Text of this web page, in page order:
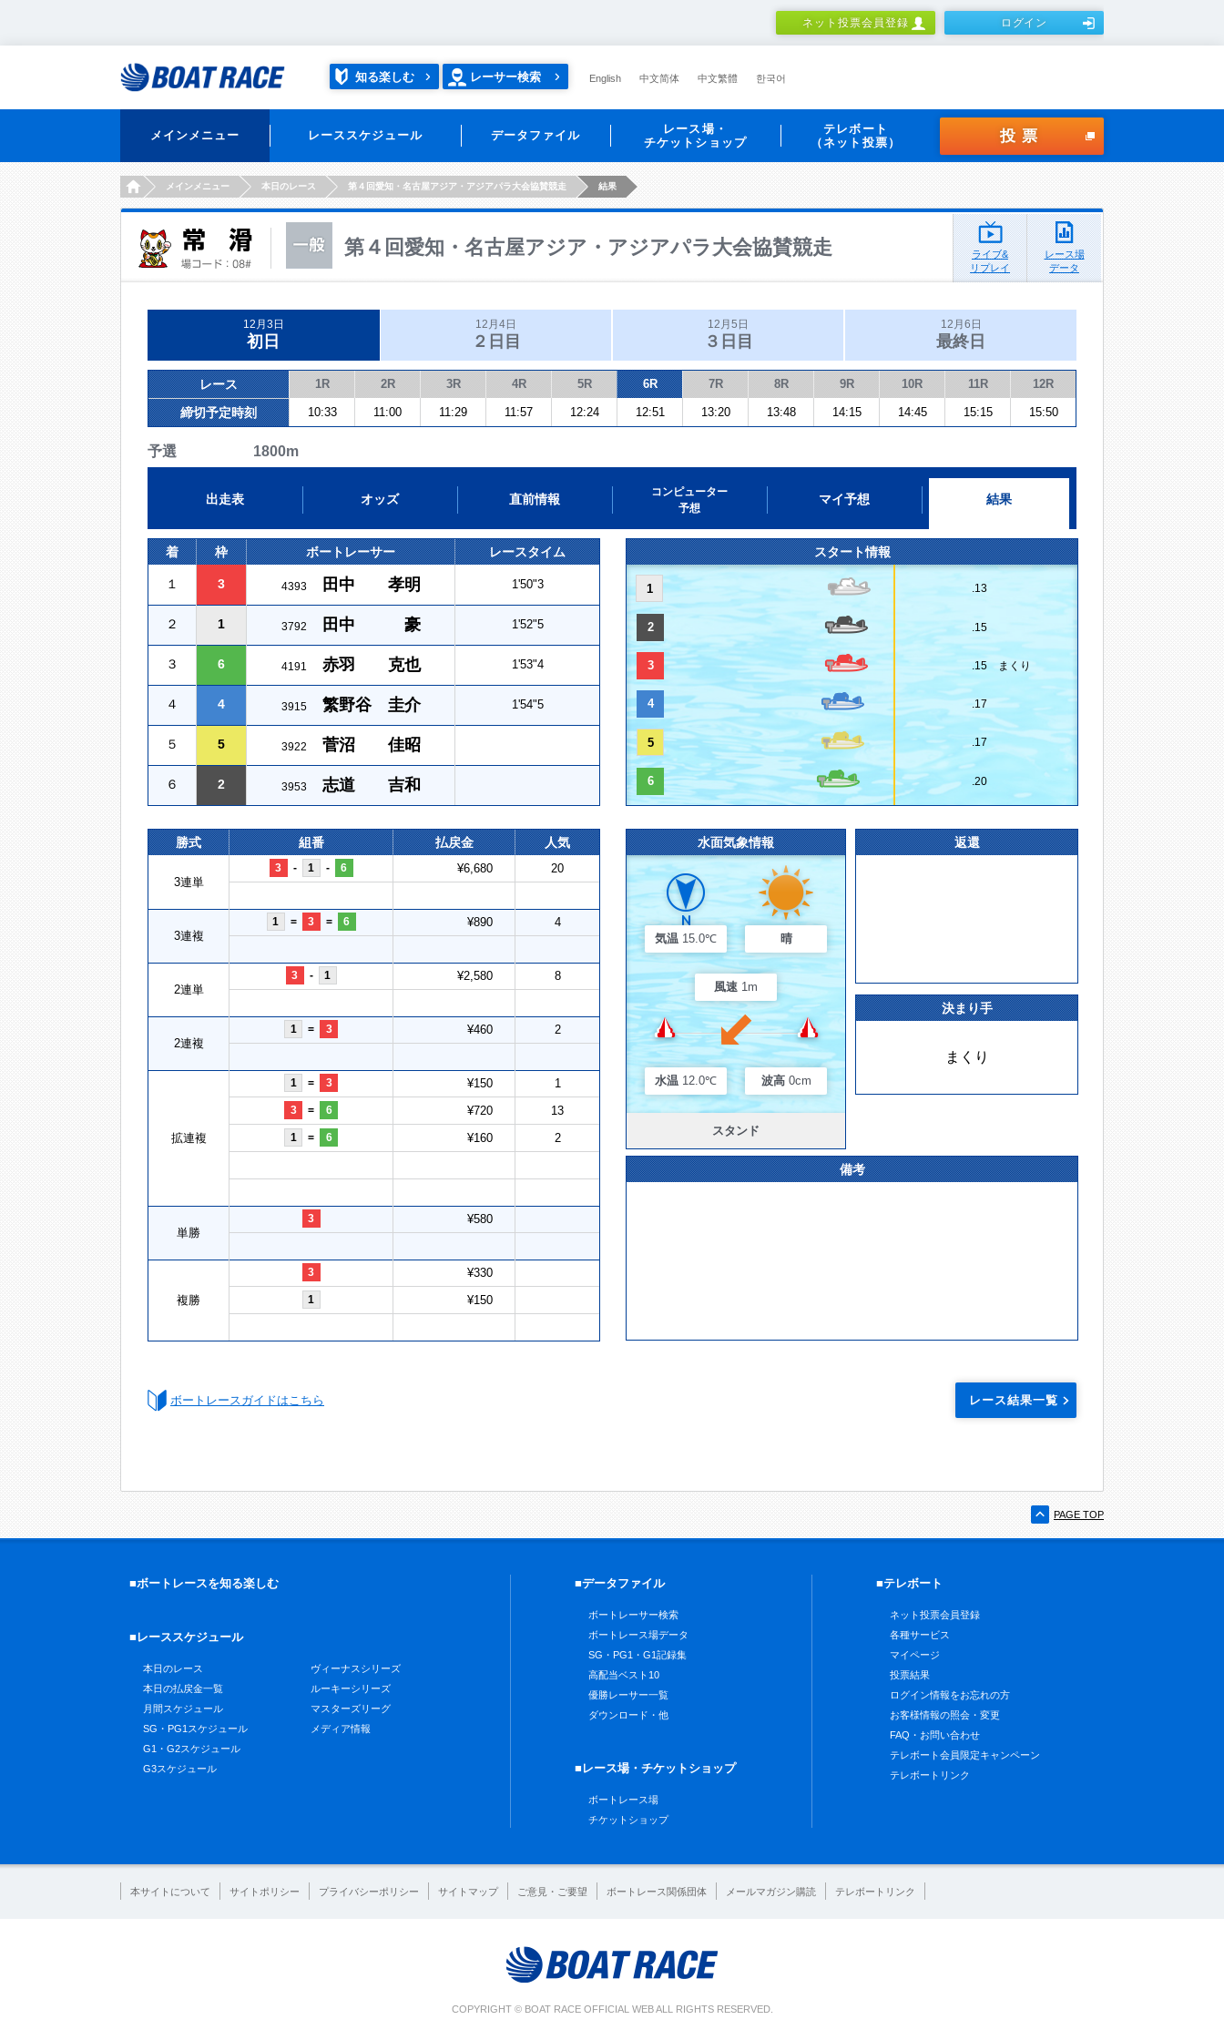
ネット投票会員登録 ログイン
知る楽しむ レーサー検索 English 中文简体 中文繁體 한국어
メインメニュー レーススケジュール データファイル
レース場・
チケットショップ
テレボート
（ネット投票）
投票
HOMEメインメニュー 本日のレース 第４回愛知・名古屋アジア・アジアパラ大会協賛競走 結果
第４回愛知・名古屋アジア・アジアパラ大会協賛競走
ライブ&
リプレイ
レース場
データ
12月3日
初日
12月4日
２日目
12月5日
３日目
12月6日
最終日
レース 1R 2R 3R 4R 5R 6R 7R 8R 9R 10R 11R 12R
締切予定時刻 10:33 11:00 11:29 11:57 12:24 12:51 13:20 13:48 14:15 14:45 15:15 15:50
予選 1800m
出走表 オッズ 直前情報
コンピューター
予想
マイ予想 結果
着 枠 ボートレーサー レースタイム
１ 3 4393 田中 孝明 1'50"3
２ 1 3792 田中 豪 1'52"5
３ 6 4191 赤羽 克也 1'53"4
４ 4 3915 繁野谷 圭介 1'54"5
５ 5 3922 菅沼 佳昭
６ 2 3953 志道 吉和
スタート情報
1 .13
2 .15
3 .15 まくり
4 .17
5 .17
6 .20
勝式 組番 払戻金 人気
3連単
3 - 1 - 6 ¥6,680 20
3連複
1 = 3 = 6 ¥890 4
2連単
3 - 1 ¥2,580 8
2連複
1 = 3 ¥460 2
拡連複
1 = 3 ¥150 1
3 = 6 ¥720 13
1 = 6 ¥160 2
単勝
3 ¥580
複勝
3 ¥330
1 ¥150
水面気象情報
気温 15.0℃ 晴
風速 1m
水温 12.0℃ 波高 0cm
スタンド
返還
決まり手
まくり
備考
ボートレースガイドはこちら レース結果一覧
PAGE TOP
■ボートレースを知る楽しむ
■レーススケジュール
本日のレース
本日の払戻金一覧
月間スケジュール
SG・PG1スケジュール
G1・G2スケジュール
G3スケジュール
ヴィーナスシリーズ
ルーキーシリーズ
マスターズリーグ
メディア情報
■データファイル
ボートレーサー検索
ボートレース場データ
SG・PG1・G1記録集
高配当ベスト10
優勝レーサー一覧
ダウンロード・他
■レース場・チケットショップ
ボートレース場
チケットショップ
■テレボート
ネット投票会員登録
各種サービス
マイページ
投票結果
ログイン情報をお忘れの方
お客様情報の照会・変更
FAQ・お問い合わせ
テレボート会員限定キャンペーン
テレボートリンク
本サイトについて サイトポリシー プライバシーポリシー サイトマップ ご意見・ご要望 ボートレース関係団体 メールマガジン購読 テレボートリンク
COPYRIGHT © BOAT RACE OFFICIAL WEB ALL RIGHTS RESERVED.